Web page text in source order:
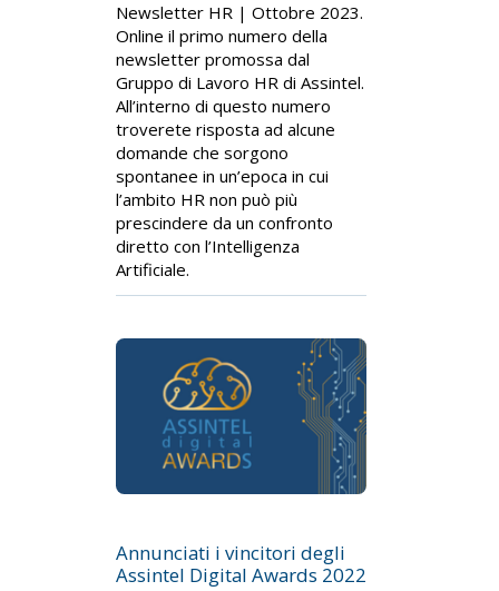
Newsletter HR | Ottobre 2023.
Online il primo numero della
newsletter promossa dal
Gruppo di Lavoro HR di Assintel.
All’interno di questo numero
troverete risposta ad alcune
domande che sorgono
spontanee in un’epoca in cui
l’ambito HR non può più
prescindere da un confronto
diretto con l’Intelligenza
Artificiale.
Annunciati i vincitori degli
Assintel Digital Awards 2022